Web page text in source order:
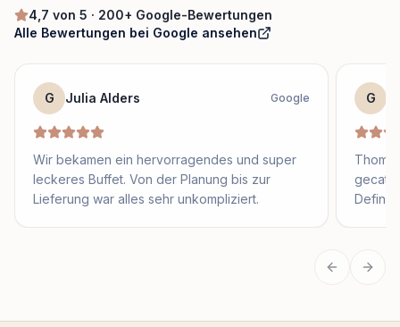
4,7 von 5 · 200+ Google-Bewertungen
Alle Bewertungen bei Google ansehen
G Julia Alders Google
Wir bekamen ein hervorragendes und super
leckeres Buffet. Von der Planung bis zur
Lieferung war alles sehr unkompliziert.
G
Vorherige